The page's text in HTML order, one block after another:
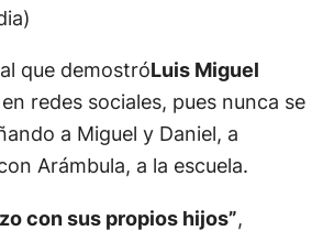
que demostróLuis Miguel
redes sociales, pues nunca se
a Miguel y Daniel, a
Arámbula, a la escuela.
con sus propios hijos”,